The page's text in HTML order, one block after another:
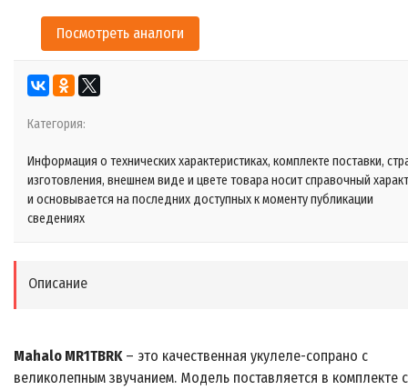
Посмотреть аналоги
Категория:
Информация о технических характеристиках, комплекте поставки,
изготовления, внешнем виде и цвете товара носит справочный
и основывается на последних доступных к моменту публикации
сведениях
Описание
Mahalo MR1TBRK– это качественная укулеле-сопрано с
великолепным звучанием. Модель поставляется в комплекте с